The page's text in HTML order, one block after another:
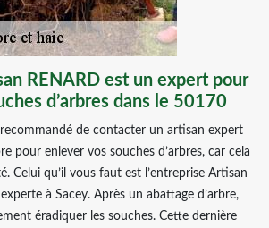
RENARD est un expert pour
d’arbres dans le 50170
de contacter un artisan expert
pour enlever vos souches d’arbres, car cela
Celui qu’il vous faut est l’entreprise Artisan
à Sacey. Après un abattage d’arbre,
éradiquer les souches. Cette dernière